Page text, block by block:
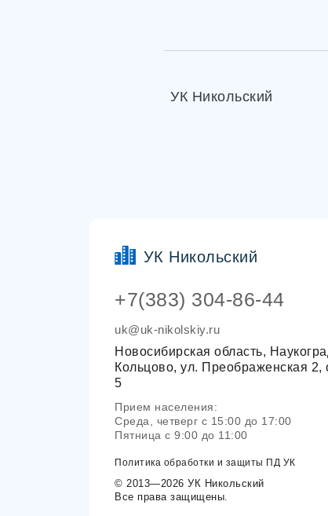
УК Никольский
УК Никольский
+7(383) 304-86-44
uk@uk-nikolskiy.ru
Новосибирская область,
Кольцово, ул. Преображенская 2,
5
Прием населения:
Среда, четверг с 15:00 до 17:00
Пятница с 9:00 до 11:00
Политика обработки и защиты ПД УК
© 2013—2026 УК Никольский
Все права защищены.